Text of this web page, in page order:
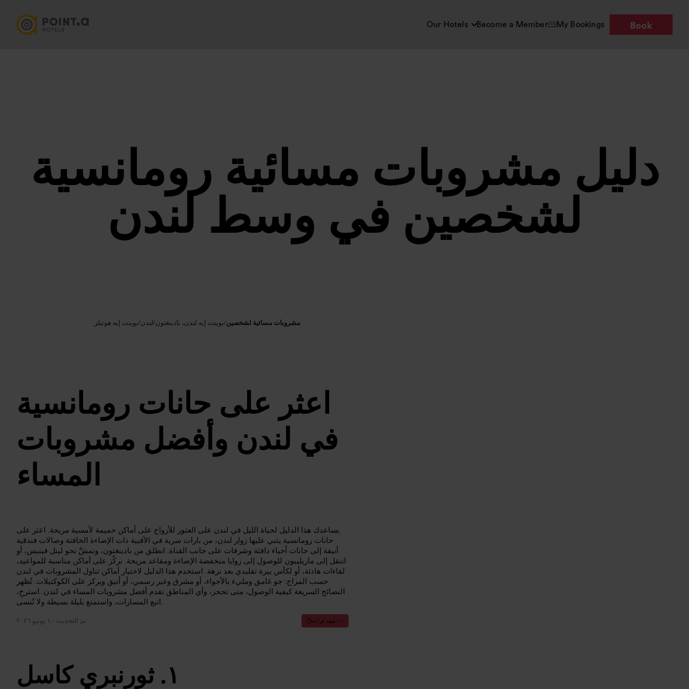
Our Hotels Become a Member My Bookings Book
دليل مشروبات مسائية رومانسية
لشخصين في وسط لندن
بوينت إيه هوتيلز/لندن/بوينت إيه لندن، بادينغتون/مشروبات مسائية لشخصين
اعثر على حانات رومانسية
في لندن وأفضل مشروبات
المساء
يساعدك هذا الدليل لحياة الليل في لندن على العثور للأزواج على أماكن حميمة لأمسية مريحة. اعثر على
حانات رومانسية يثني عليها زوار لندن، من بارات سرية في الأقبية ذات الإضاءة الخافتة وصالات فندقية
أنيقة إلى حانات أحياء دافئة وشرفات على جانب القناة. انطلق من بادينغتون، وتمشَّ نحو ليتل فينيس، أو
انتقل إلى ماريليبون للوصول إلى زوايا منخفضة الإضاءة ومقاعد مريحة. نركّز على أماكن مناسبة للمواعيد،
لقاءات هادئة، أو لكأس بيرة تقليدي بعد نزهة. استخدم هذا الدليل لاختيار أماكن تناول المشروبات في لندن
حسب المزاج: جو غامق ومليء بالأجواء، أو مشرق وغير رسمي، أو أنيق ويركز على الكوكتيلات. تُظهر
النصائح السريعة كيفية الوصول، متى تحجز، وأي المناطق تقدم أفضل مشروبات المساء في لندن. استرخِ،
اتبع المسارات، واستمتع بليلة بسيطة ولا تُنسى.
تم التحديث ١٠ يونيو ٢٠٢٦ ١١ دقيقة قراءة
ثورنبري كاسل